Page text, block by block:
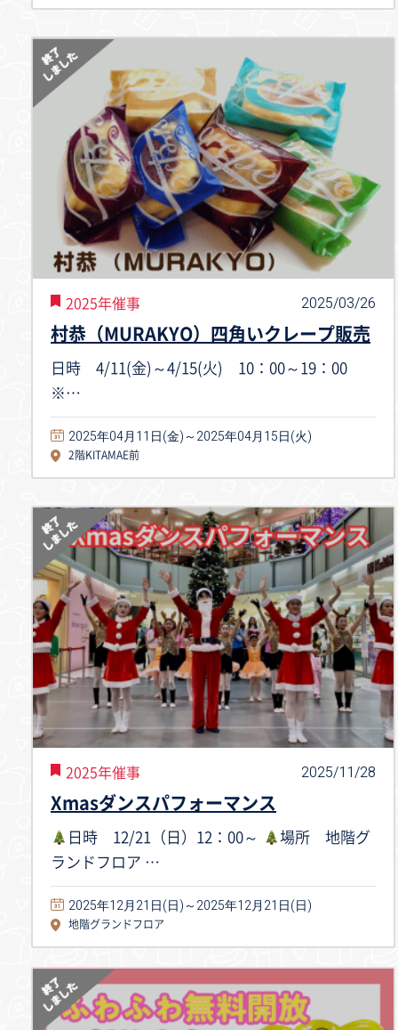
2025年催事 2025/03/26
村恭（MURAKYO）四角いクレープ販売
日時 4/11(金)～4/15(火) 10：00～19：00
※…
2025年04月11日(金)～2025年04月15日(火)
2階KITAMAE前
2025年催事 2025/11/28
Xmasダンスパフォーマンス
日時 12/21（日）12：00～
場所 地階グ
ランドフロア …
2025年12月21日(日)～2025年12月21日(日)
地階グランドフロア